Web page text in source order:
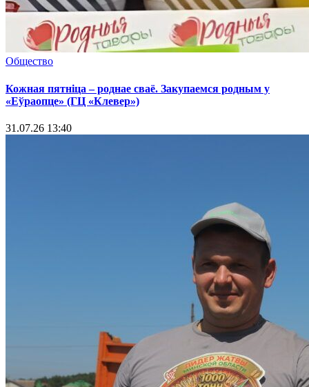
Общество
Кожная пятніца – роднае сваё. Закупаемся родным у
«Еўраопце» (ГЦ «Клевер»)
31.07.26 13:40